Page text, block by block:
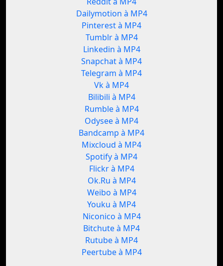
Dailymotion à MP4
Pinterest à MP4
Tumblr à MP4
Linkedin à MP4
Snapchat à MP4
Telegram à MP4
Vk à MP4
Bilibili à MP4
Rumble à MP4
Odysee à MP4
Bandcamp à MP4
Mixcloud à MP4
Spotify à MP4
Flickr à MP4
Ok.Ru à MP4
Weibo à MP4
Youku à MP4
Niconico à MP4
Bitchute à MP4
Rutube à MP4
Peertube à MP4